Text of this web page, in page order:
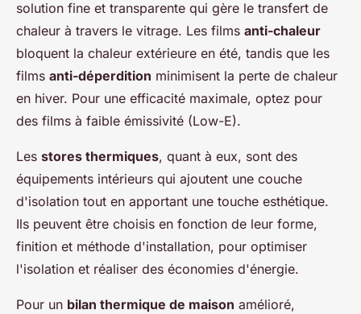
solution fine et transparente qui gère le transfert de
chaleur à travers le vitrage. Les films anti-chaleur
bloquent la chaleur extérieure en été, tandis que les
films anti-déperdition minimisent la perte de chaleur
en hiver. Pour une efficacité maximale, optez pour
des films à faible émissivité (Low-E).
Les stores thermiques, quant à eux, sont des
équipements intérieurs qui ajoutent une couche
d'isolation tout en apportant une touche esthétique.
Ils peuvent être choisis en fonction de leur forme,
finition et méthode d'installation, pour optimiser
l'isolation et réaliser des économies d'énergie.
Pour un bilan thermique de maison amélioré,